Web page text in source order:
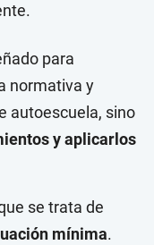
para
normativa y
autoescuela, sino
y aplicarlos
se trata de
mínima.